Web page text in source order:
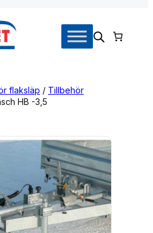
flaksläp / Tillbehör
HB -3,5